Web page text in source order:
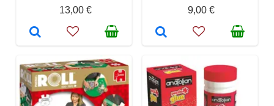
13,00 €
9,00 €